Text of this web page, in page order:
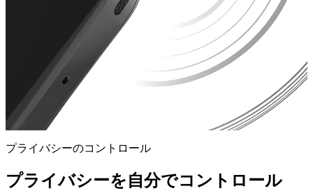
プライバシーのコントロール
プライバシーを自分でコントロール